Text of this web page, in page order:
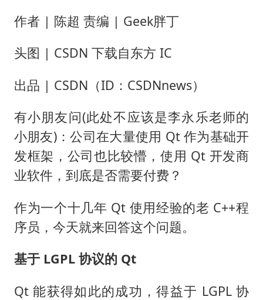
手机真会“偷听”我们说话吗
作者 | 陈超 责编 | Geek胖丁
头图 | CSDN 下载自东方 IC
出品 | CSDN（ID：CSDNnews）
有小朋友问(此处不应该是李永乐老师的
小朋友)：公司在大量使用 Qt 作为基础开
发框架，公司也比较懵，使用 Qt 开发商
业软件，到底是否需要付费？
作为一个十几年 Qt 使用经验的老 C++程
序员，今天就来回答这个问题。
基于 LGPL 协议的 Qt
Qt 能获得如此的成功，得益于 LGPL 协